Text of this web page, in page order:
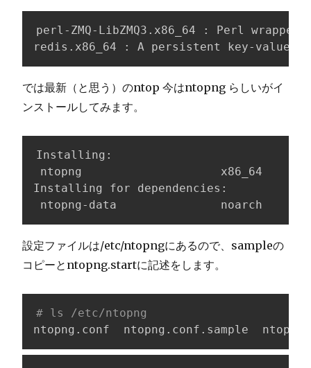
perl-ZMQ-LibZMQ3.x86_64 : Perl
redis.x86_64 : A persistent key-value
では最新（と思う）のntop 今はntopng らしいがイ
ンストールしてみます。
Installing:
ntopng                    x86_64
Installing for dependencies:
ntopng-data               noarch
設定ファイルは/etc/ntopngにあるので、sampleの
コピーとntopng.startに記述をします。
# ls /etc/ntopng
ntopng.conf  ntopng.conf.sample